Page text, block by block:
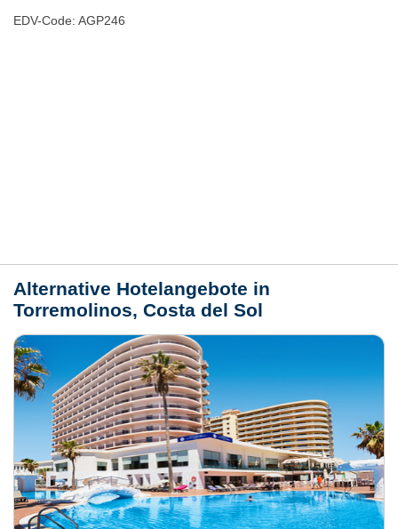
EDV-Code: AGP246
Alternative Hotelangebote in
Torremolinos, Costa del Sol